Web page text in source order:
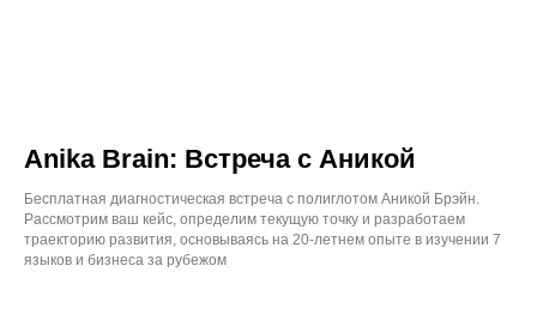
Anika Brain: Встреча с Аникой
Бесплатная диагностическая встреча с полиглотом Аникой Брэйн.
Рассмотрим ваш кейс, определим текущую точку и разработаем
траекторию развития, основываясь на 20-летнем опыте в изучении 7
языков и бизнеса за рубежом